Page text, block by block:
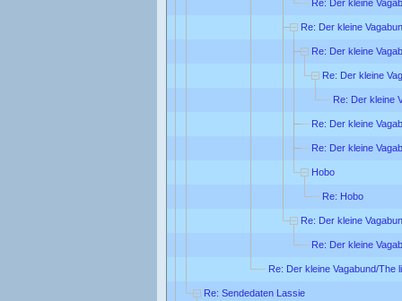
Re: Der kleine
Re: Der kleine
Re: Der kleine
Re: Der kleine
Re: Der kleine
Re: Der kleine
Re: Der kleine
Hobo
Re: Hobo
Re: Der kleine
Re: Der kleine
Re: Der kleine Vagabund/The
Re: Sendedaten Lassie